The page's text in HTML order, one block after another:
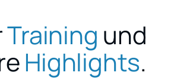
Training und
Highlights.